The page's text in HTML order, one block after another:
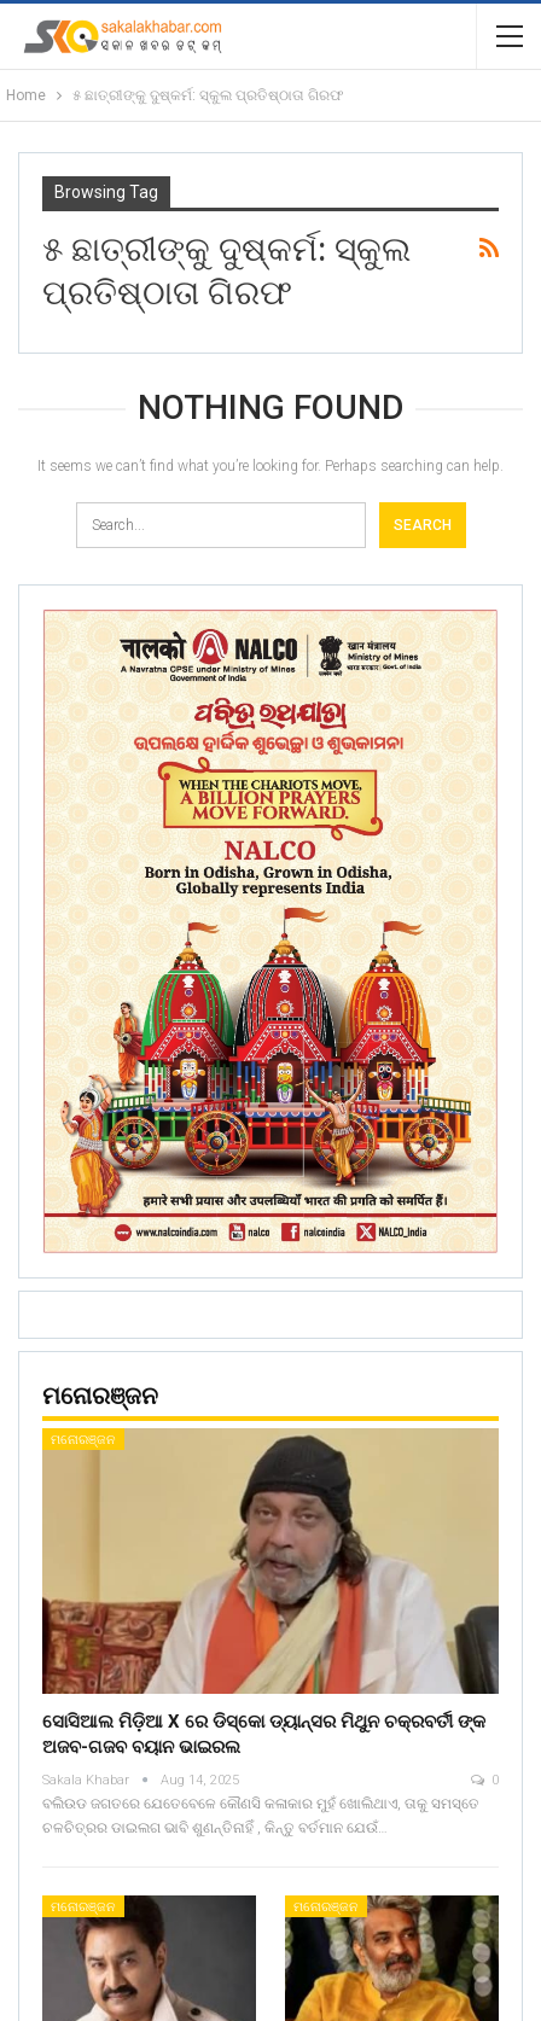
Home ୫ ଛାତ୍ରୀଙ୍କୁ ଦୁଷ୍କର୍ମ: ସ୍କୁଲ ପ୍ରତିଷ୍ଠାତା ଗିରଫ
Browsing Tag
୫ ଛାତ୍ରୀଙ୍କୁ ଦୁଷ୍କର୍ମ: ସ୍କୁଲ
ପ୍ରତିଷ୍ଠାତା ଗିରଫ
NOTHING FOUND
It seems we can’t find what you’re looking for. Perhaps searching can help.
ମନୋରଞ୍ଜନ
ମନୋରଞ୍ଜନ
ସୋସିଆଲ ମିଡ଼ିଆ X ରେ ଡିସ୍କୋ ଡ୍ୟାନ୍ସର ମିଥୁନ ଚକ୍ରବର୍ତୀ ଙ୍କ
ଅଜବ-ଗଜବ ବୟାନ ଭାଇରଲ
Sakala Khabar Aug 14, 2025 0
ବଲିଉଡ ଜଗତରେ ଯେତେବେଳେ କୌଣସି କଳାକାର ମୁହଁ ଖୋଲିଥାଏ, ତାକୁ ସମସ୍ତେ
ଚଳଚିତ୍ରର ଡାଇଲଗ ଭାବି ଶୁଣନ୍ତିନାହିଁ , କିନ୍ତୁ ବର୍ତମାନ ଯେଉଁ…
ମନୋରଞ୍ଜନ ମନୋରଞ୍ଜନ